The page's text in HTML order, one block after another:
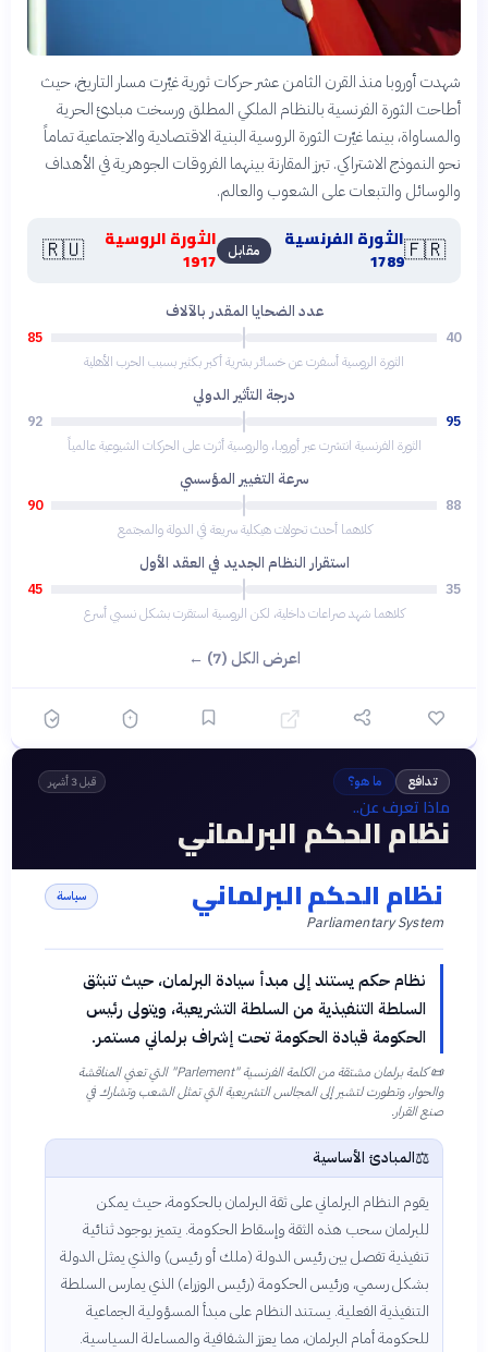
شهدت أوروبا منذ القرن الثامن عشر حركات ثورية غيّرت مسار التاريخ، حيث
أطاحت الثورة الفرنسية بالنظام الملكي المطلق ورسخت مبادئ الحرية
والمساواة، بينما غيّرت الثورة الروسية البنية الاقتصادية والاجتماعية تماماً
نحو النموذج الاشتراكي. تبرز المقارنة بينهما الفروقات الجوهرية في الأهداف
والوسائل والتبعات على الشعوب والعالم.
🇫🇷الثورة الفرنسية
1789
مقابل
الثورة الروسية
1917
🇷🇺
عدد الضحايا المقدر بالآلاف
40
85
الثورة الروسية أسفرت عن خسائر بشرية أكبر بكثير بسبب الحرب الأهلية
درجة التأثير الدولي
95
92
الثورة الفرنسية انتشرت عبر أوروبا، والروسية أثرت على الحركات الشيوعية عالمياً
سرعة التغيير المؤسسي
88
90
كلاهما أحدث تحولات هيكلية سريعة في الدولة والمجتمع
استقرار النظام الجديد في العقد الأول
35
45
كلاهما شهد صراعات داخلية، لكن الروسية استقرت بشكل نسبي أسرع
اعرض الكل (7) ←
تدافع ما هو؟ قبل 3 أشهر
ماذا تعرف عن..
نظام الحكم البرلماني
نظام الحكم البرلماني
Parliamentary System
سياسة
نظام حكم يستند إلى مبدأ سيادة البرلمان، حيث تنبثق
السلطة التنفيذية من السلطة التشريعية، ويتولى رئيس
الحكومة قيادة الحكومة تحت إشراف برلماني مستمر.
📜
كلمة برلمان مشتقة من الكلمة الفرنسية "Parlement" التي تعني المناقشة
والحوار، وتطورت لتشير إلى المجالس التشريعية التي تمثل الشعب وتشارك في
صنع القرار.
⚖️المبادئ الأساسية
يقوم النظام البرلماني على ثقة البرلمان بالحكومة، حيث يمكن
للبرلمان سحب هذه الثقة وإسقاط الحكومة. يتميز بوجود ثنائية
تنفيذية تفصل بين رئيس الدولة (ملك أو رئيس) والذي يمثل الدولة
بشكل رسمي، ورئيس الحكومة (رئيس الوزراء) الذي يمارس السلطة
التنفيذية الفعلية. يستند النظام على مبدأ المسؤولية الجماعية
للحكومة أمام البرلمان، مما يعزز الشفافية والمساءلة السياسية.